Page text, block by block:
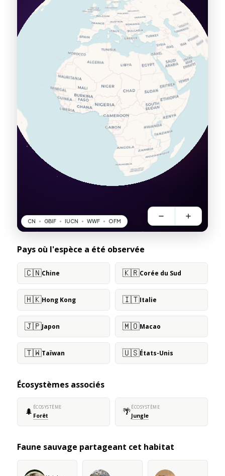
Pays où l'espèce a été observée
🇨🇳Chine 🇰🇷Corée du Sud
🇭🇰Hong Kong 🇮🇹Italie
🇯🇵Japon 🇲🇴Macao
🇹🇼Taïwan 🇺🇸États-Unis
Écosystèmes associés
🌲 ÉCOSYSTÈME
Forêt 🌴ÉCOSYSTÈME
Jungle
Faune sauvage partageant cet habitat